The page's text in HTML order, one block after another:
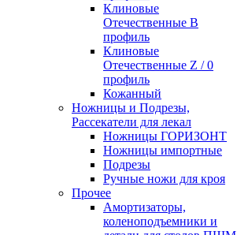
Клиновые
Отечественные В
профиль
Клиновые
Отечественные Z / 0
профиль
Кожанный
Ножницы и Подрезы,
Рассекатели для лекал
Ножницы ГОРИЗОНТ
Ножницы импортные
Подрезы
Ручные ножи для кроя
Прочее
Амортизаторы,
коленоподъемники и